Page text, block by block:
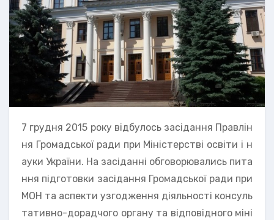
7 грудня 2015 року відбулось засідання Правлін
ня Громадської ради при Міністерстві освіти і н
ауки України. На засіданні обговорювались пита
ння підготовки засідання Громадської ради при
МОН та аспекти узгодження діяльності консуль
тативно-дорадчого органу та відповідного міні